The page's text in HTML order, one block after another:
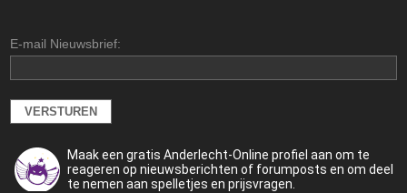
E-mail Nieuwsbrief:
Maak een gratis Anderlecht-Online profiel aan om te
reageren op nieuwsberichten of forumposts en om deel
te nemen aan spelletjes en prijsvragen.